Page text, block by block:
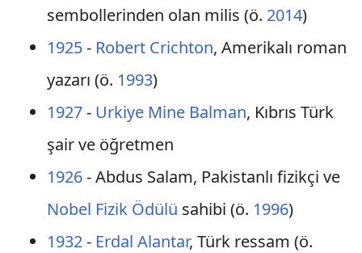
sembollerinden olan milis (ö. 2014)
1925- Robert Crichton, Amerikalı roman
yazarı (ö. 1993)
1927- Urkiye Mine Balman, Kıbrıs Türk
şair ve öğretmen
1926- Abdus Salam, Pakistanlı fizikçi ve
Nobel Fizik Ödülü sahibi (ö. 1996)
1932- Erdal Alantar, Türk ressam (ö.